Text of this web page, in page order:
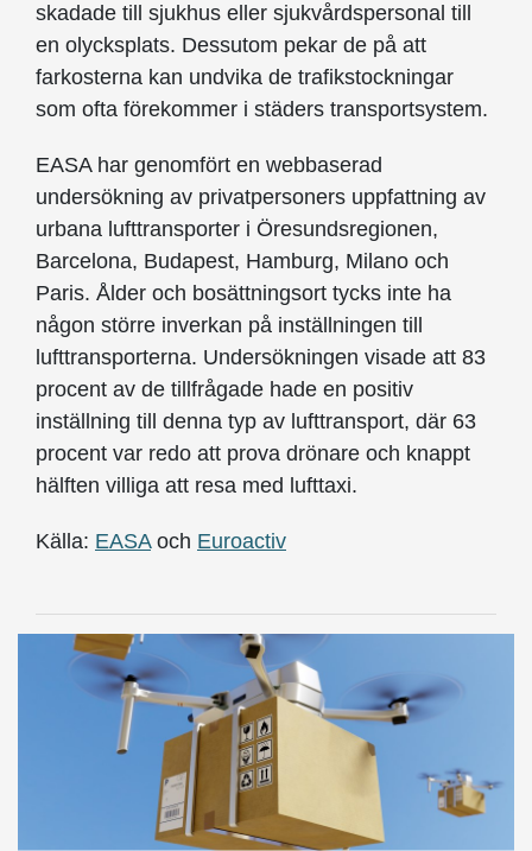
skadade till sjukhus eller sjukvårdspersonal till
en olycksplats. Dessutom pekar de på att
farkosterna kan undvika de trafikstockningar
som ofta förekommer i städers transportsystem.
EASA har genomfört en webbaserad
undersökning av privatpersoners uppfattning av
urbana lufttransporter i Öresundsregionen,
Barcelona, Budapest, Hamburg, Milano och
Paris. Ålder och bosättningsort tycks inte ha
någon större inverkan på inställningen till
lufttransporterna. Undersökningen visade att 83
procent av de tillfrågade hade en positiv
inställning till denna typ av lufttransport, där 63
procent var redo att prova drönare och knappt
hälften villiga att resa med lufttaxi.
Källa: EASAoch Euroactiv